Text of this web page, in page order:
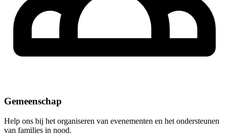
Gemeenschap
Help ons bij het organiseren van evenementen en het ondersteunen
van families in nood.